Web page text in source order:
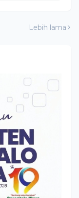
Lebih lama